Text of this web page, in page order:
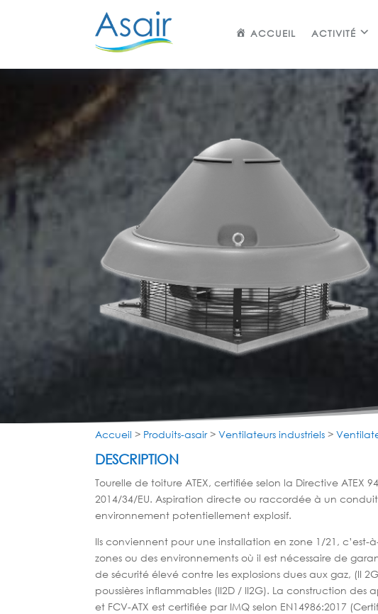
ACCUEIL ACTIVITÉ
Accueil > Produits-asair>Ventilateurs industriels >
DESCRIPTION
Tourelle de toiture ATEX, certifiée selon la Directive ATEX
2014/34/EU. Aspiration directe ou raccordée à un
environnement potentiellement explosif.
Ils conviennent pour une installation en zone 1/21, c’est-
zones ou des environnements où il est nécessaire de
de sécurité élevé contre les explosions dues aux gaz, (II
poussières inflammables (II2D / II2G). La construction des
et FCV-ATX est certifiée par IMQ selon EN14986:2017